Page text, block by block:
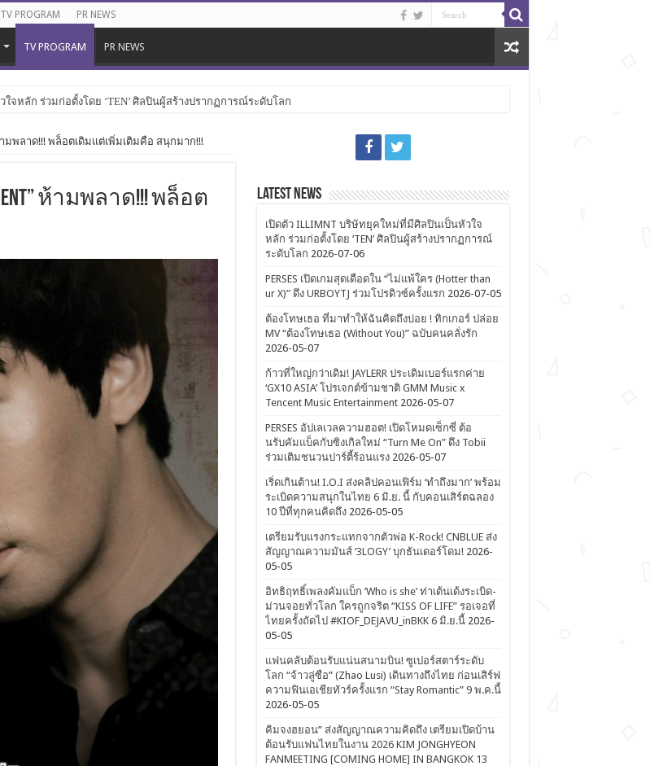
TV PROGRAM PR NEWS
TV PROGRAM PR NEWS
หลัก ร่วมก่อตั้งโดย ‘TEN’ ศิลปินผู้สร้างปรากฏการณ์ระดับโลก
มพลาด!!! พล็อตเดิมแต่เพิ่มเติมคือ สนุกมาก!!!
ห้ามพลาด!!! พล็อต
Latest News
เปิดตัว ILLIMNT บริษัทยุคใหม่ที่มีศิลปินเป็นหัวใจ
หลัก ร่วมก่อตั้งโดย ‘TEN’ ศิลปินผู้สร้างปรากฏการณ์
ระดับโลก 2026-07-06
PERSES เปิดเกมสุดเดือดใน “ไม่แพ้ใคร (Hotter than
ur X)” ดึง URBOYTJ ร่วมโปรดิวซ์ครั้งแรก 2026-07-05
ต้องโทษเธอ ที่มาทำให้ฉันคิดถึงบ่อย ! ทิกเกอร์ ปล่อย
MV “ต้องโทษเธอ (Without You)” ฉบับคนคลั่งรัก
2026-05-07
ก้าวที่ใหญ่กว่าเดิม! JAYLERR ประเดิมเบอร์แรกค่าย
‘GX10 ASIA’ โปรเจกต์ข้ามชาติ GMM Music x
Tencent Music Entertainment 2026-05-07
PERSES อัปเลเวลความฮอต! เปิดโหมดเซ็กซี่ ต้อ
นรับคัมแบ็คกับซิงเกิลใหม่ “Turn Me On” ดึง Tobii
ร่วมเติมชนวนปาร์ตี้ร้อนแรง 2026-05-07
เริ่ดเกินต้าน! I.O.I ส่งคลิปคอนเฟิร์ม ‘ทำถึงมาก’ พร้อม
ระเบิดความสนุกในไทย 6 มิ.ย. นี้ กับคอนเสิร์ตฉลอง
10 ปีที่ทุกคนคิดถึง 2026-05-05
เตรียมรับแรงกระแทกจากตัวพ่อ K-Rock! CNBLUE ส่ง
สัญญาณความมันส์ ‘3LOGY’ บุกธันเดอร์โดม! 2026-
05-05
อิทธิฤทธิ์เพลงคัมแบ็ก ‘Who is she’ ท่าเต้นเด้งระเบิด-
ม่วนจอยทั่วโลก ใครถูกจริต “KISS OF LIFE” รอเจอที่
ไทยครั้งถัดไป #KIOF_DEJAVU_inBKK 6 มิ.ย.นี้ 2026-
05-05
แฟนคลับต้อนรับแน่นสนามบิน! ซูเปอร์สตาร์ระดับ
โลก “จ้าวลู่ซือ” (Zhao Lusi) เดินทางถึงไทย ก่อนเสิร์ฟ
ความฟินเอเชียทัวร์ครั้งแรก “Stay Romantic” 9 พ.ค.นี้
2026-05-05
คิมจงฮยอน” ส่งสัญญาณความคิดถึง เตรียมเปิดบ้าน
ต้อนรับแฟนไทยในงาน 2026 KIM JONGHYEON
FANMEETING [COMING HOME] IN BANGKOK 13